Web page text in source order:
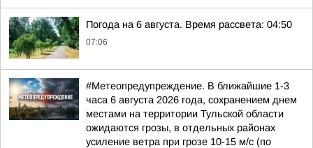
Погода на 6 августа. Время рассвета: 04:50
07:06
#Метеопредупреждение. В ближайшие 1-3
часа 6 августа 2026 года, сохранением днем
местами на территории Тульской области
ожидаются грозы, в отдельных районах
усиление ветра при грозе 10-15 м/с (по